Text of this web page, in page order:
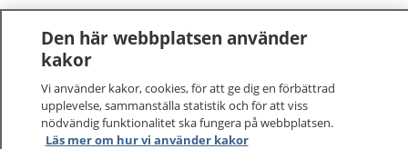
Den här webbplatsen använder
kakor
Vi använder kakor, cookies, för att ge dig en förbättrad
upplevelse, sammanställa statistik och för att viss
nödvändig funktionalitet ska fungera på webbplatsen.
Läs mer om hur vi använder kakor